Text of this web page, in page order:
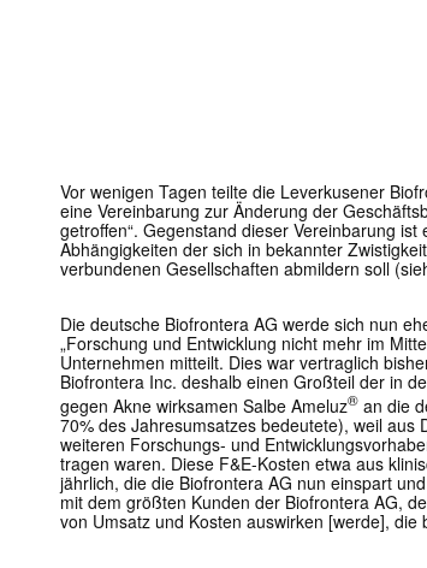
Vor wenigen Tagen teilte die Leverkusener
eine Vereinbarung zur Änderung der
getroffen“. Gegenstand dieser Vereinbarung
Abhängigkeiten der sich in bekannter
verbundenen Gesellschaften abmildern soll
Die deutsche Biofrontera AG werde sich nun
„Forschung und Entwicklung nicht mehr im
Unternehmen mitteilt. Dies war vertraglich
Biofrontera Inc. deshalb einen Großteil der in
gegen Akne wirksamen Salbe Ameluz® an die
70% des Jahresumsatzes bedeutete), weil
weiteren Forschungs- und
tragen waren. Diese F&E-Kosten etwa aus
jährlich, die die Biofrontera AG nun einspart
mit dem größten Kunden der Biofrontera AG,
von Umsatz und Kosten auswirken [werde], die